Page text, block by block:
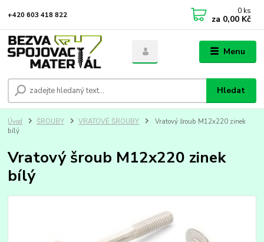
Menu
Hledat
+420 603 418 822 0 ks
za 0,00 Kč
Úvod ŠROUBY VRATOVÉ ŠROUBY
Vratový šroub M12x220 zinek
bílý
Vratový šroub M12x220 zinek
bílý